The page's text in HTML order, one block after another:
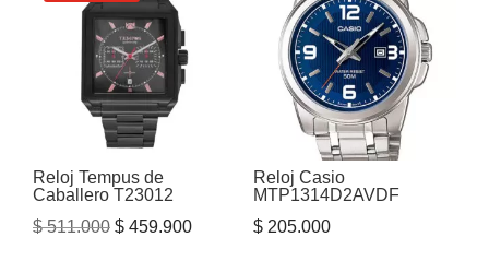
Reloj Tempus de
Caballero T23012
$511.000 El
$ 459.900El
Reloj Casio
MTP1314D2AVDF
$205.000